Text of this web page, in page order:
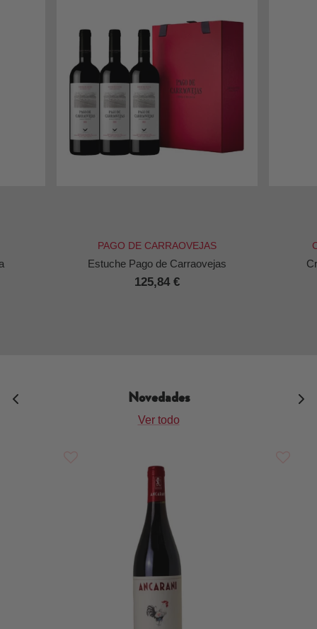
PAGO DE CARRAOVEJAS
Estuche Pago de Carraovejas
125,84 €
Novedades
Ver todo